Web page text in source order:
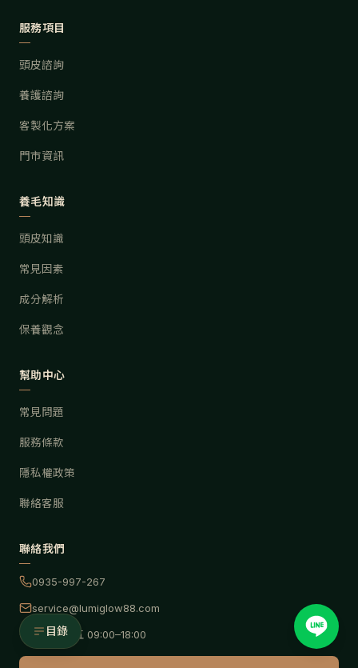
目錄
服務項目
頭皮諮詢
養護諮詢
客製化方案
門市資訊
養毛知識
頭皮知識
常見因素
成分解析
保養觀念
幫助中心
常見問題
服務條款
隱私權政策
聯絡客服
聯絡我們
0935-997-267
service@lumiglow88.com
週一至週五 09:00–18:00